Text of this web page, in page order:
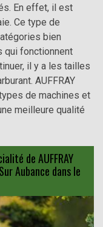
En effet, il est
Ce type de
bien
qui fonctionnent
il y a les tailles
AUFFRAY
de machines et
meilleure qualité
de AUFFRAY
Aubance dans le